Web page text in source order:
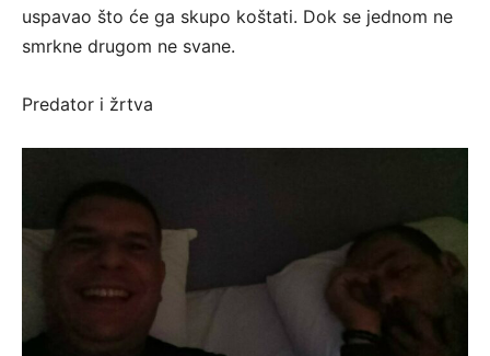
uspavao što će ga skupo koštati. Dok se jednom ne
smrkne drugom ne svane.
Predator i žrtva